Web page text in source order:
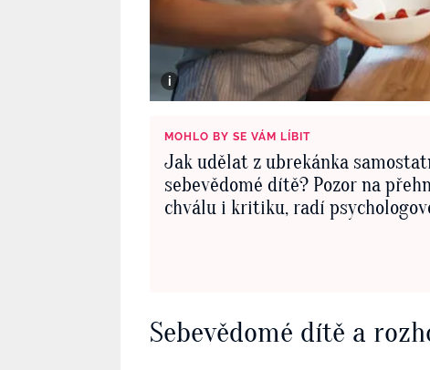
MOHLO BY SE VÁM LÍBIT
Jak udělat z ubrekánka
sebevědomé dítě? Pozor na
chválu i kritiku, radí
Sebevědomé dítě a